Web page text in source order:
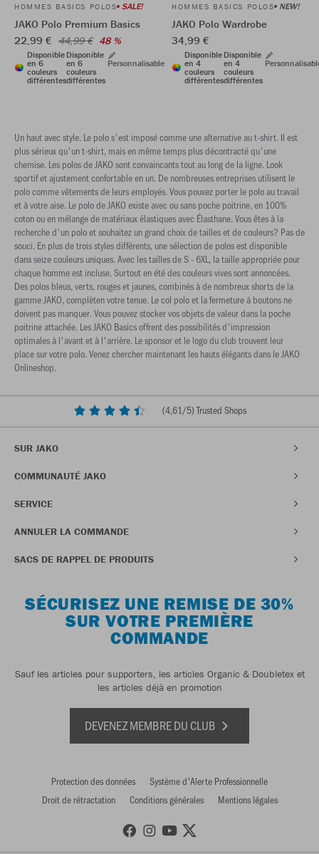
HOMMES BASICS POLOS SALE!
JAKO Polo Premium Basics
22,99 € 44,99 € 48 %
Disponible
en 6
couleurs
différentes
Disponible
en 6
couleurs
différentes
Personnalisable
HOMMES BASICS POLOS NEW!
JAKO Polo Wardrobe
34,99 €
Disponible
en 4
couleurs
différentes
Disponible
en 4
couleurs
différentes
Un haut avec style. Le polo s'est imposé comme une alternative au t-shirt. Il est
plus sérieux qu'un t-shirt, mais en même temps plus décontracté qu'une
chemise. Les polos de JAKO sont convaincants tout au long de la ligne. Look
sportif et ajustement confortable en un. De nombreuses entreprises utilisent le
polo comme vêtements de leurs employés. Vous pouvez porter le polo au travail
et à votre aise. Le polo de JAKO existe avec ou sans poche poitrine, en 100%
coton ou en mélange de matériaux élastiques avec Élasthane. Vous êtes à la
recherche d'un polo et souhaitez un grand choix de tailles et de couleurs? Pas de
souci. En plus de trois styles différents, une sélection de polos est disponible
dans seize couleurs uniques. Avec les tailles de S - 6XL, la taille appropriée pour
chaque homme est incluse. Surtout en été des couleurs vives sont annoncées.
Des polos bleus, verts, rouges et jaunes, combinés à de nombreux shorts de la
gamme JAKO, complèten votre tenue. Le col polo et la fermeture à boutons ne
doivent pas manquer. Vous pouvez stocker vos objets de valeur dans la poche
poitrine attachée. Les JAKO Basics offrent des possibilités d'impression
optimales à l'avant et à l'arrière. Le sponsor et le logo du club trouvent leur
place sur votre polo. Venez chercher maintenant les hauts élégants dans le JAKO
Onlineshop.
(4,61/5) Trusted Shops
SUR JAKO
COMMUNAUTÉ JAKO
SERVICE
ANNULER LA COMMANDE
SACS DE RAPPEL DE PRODUITS
SÉCURISEZ UNE REMISE DE 30%
SUR VOTRE PREMIÈRE
COMMANDE
Sauf les articles pour supporters, les articles Organic & Doubletex et
les articles déjà en promotion
DEVENEZ MEMBRE DU CLUB
Protection des données
Système d'Alerte Professionnelle
Droit de rétractation
Conditions générales Mentions légales